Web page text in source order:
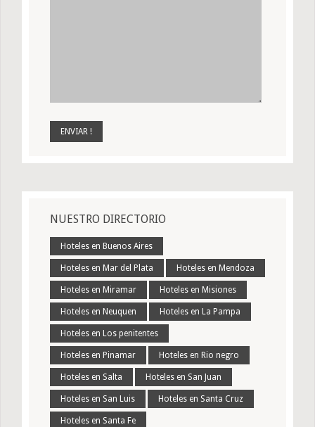
NUESTRO DIRECTORIO
Hoteles en Buenos Aires
Hoteles en Mar del Plata Hoteles en Mendoza
Hoteles en Miramar Hoteles en Misiones
Hoteles en Neuquen Hoteles en La Pampa
Hoteles en Los penitentes
Hoteles en Pinamar Hoteles en Rio negro
Hoteles en Salta Hoteles en San Juan
Hoteles en San Luis Hoteles en Santa Cruz
Hoteles en Santa Fe